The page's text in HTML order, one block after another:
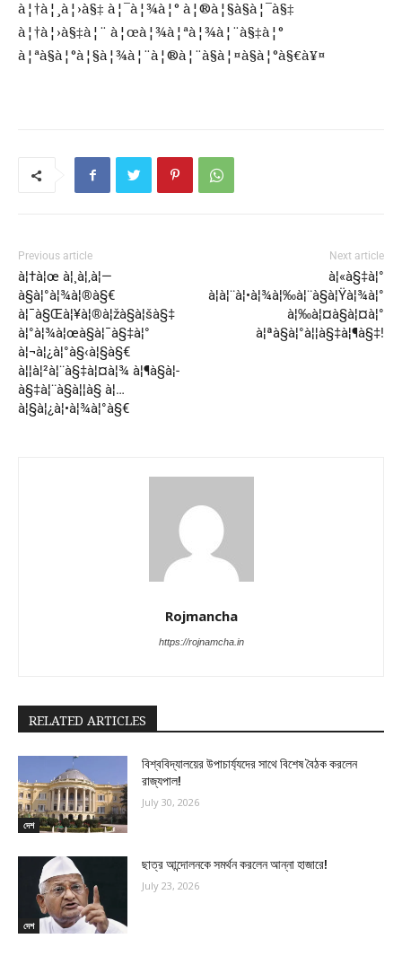
à¦†à¦¸à¦›à§‡ à¦¯à¦¾à¦° à¦®à¦§à§à¦¯à§‡
à¦†à¦›à§‡à¦¨ à¦œà¦¾à¦ªà¦¾à¦¨à§‡à¦°
à¦ªà§à¦°à¦§à¦¾à¦¨à¦®à¦¨à§à¦¤à§à¦°à§€à¥¤
Previous article
à¦†à¦œ à¦¸à¦‚à¦—
à§à¦°à¦¾à¦®à§€
à¦¯à§Œà¦¥à¦®à¦žà§à¦šà§‡
à¦°à¦¾à¦œà§à¦¯à§‡à¦°
à¦¬à¦¿à¦°à§‹à¦§à§€
à¦¦à¦²à¦¨à§‡à¦¤à¦¾ à¦¶à§à¦­
à§‡à¦¨à§à¦¦à§ à¦…
à¦§à¦¿à¦•à¦¾à¦°à§€
Next article
à¦«à§‡à¦°
à¦à¦¨à¦•à¦¾à¦‰à¦¨à§à¦Ÿà¦¾à¦°
à¦‰à¦¤à§à¦¤à¦°
à¦ªà§à¦°à¦¦à§‡à¦¶à§‡!
Rojmancha
https://rojnamcha.in
RELATED ARTICLES
দেশ
বিশ্ববিদ্যালয়ের উপাচার্য্যদের সাথে বিশেষ বৈঠক করলেন
রাজ্যপাল!
July 30, 2026
দেশ
ছাত্র আন্দোলনকে সমর্থন করলেন আন্না হাজারে!
July 23, 2026